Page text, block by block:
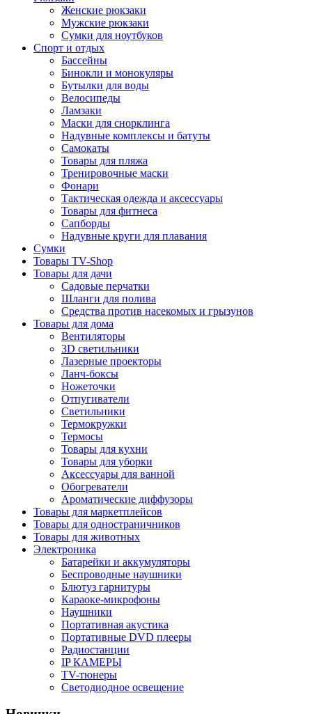
Женские рюкзаки
Мужские рюкзаки
Сумки для ноутбуков
Спорт и отдых
Бассейны
Бинокли и монокуляры
Бутылки для воды
Велосипеды
Ламзаки
Маски для снорклинга
Надувные комплексы и батуты
Самокаты
Товары для пляжа
Тренировочные маски
Фонари
Тактическая одежда и аксессуары
Товары для фитнеса
Сапборды
Надувные круги для плавания
Сумки
Товары TV-Shop
Товары для дачи
Садовые перчатки
Шланги для полива
Средства против насекомых и грызунов
Товары для дома
Вентиляторы
3D светильники
Лазерные проекторы
Ланч-боксы
Ножеточки
Отпугиватели
Светильники
Термокружки
Термосы
Товары для кухни
Товары для уборки
Аксессуары для ванной
Обогреватели
Ароматические диффузоры
Товары для маркетплейсов
Товары для одностраничников
Товары для животных
Электроника
Батарейки и аккумуляторы
Беспроводные наушники
Блютуз гарнитуры
Караоке-микрофоны
Наушники
Портативная акустика
Портативные DVD плееры
Радиостанции
IP КАМЕРЫ
TV-тюнеры
Светодиодное освещение